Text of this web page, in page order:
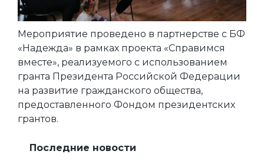
Мероприятие проведено в партнерстве с БФ
«Надежда» в рамках проекта «Справимся
вместе», реализуемого с использованием
гранта Президента Российской Федерации
на развитие гражданского общества,
предоставленного Фондом президентских
грантов.
Последние новости